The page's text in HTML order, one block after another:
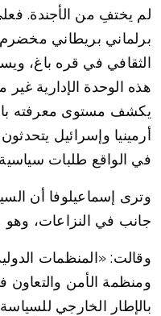
لم يختفِ من الأجندة.
برلماني بريطاني
الثقافي في قره باغ،
هذه الوحدة الإدارية غير
يكشف مستوى معرفته
أرمينيا وإسرائيل
في الواقع طلبات
وترى إسماعيلوفا أن
جانب في النزاعات، وهو
وقالت: «المنظمات
ومنظمة الأمن
بالإطار الخارجي